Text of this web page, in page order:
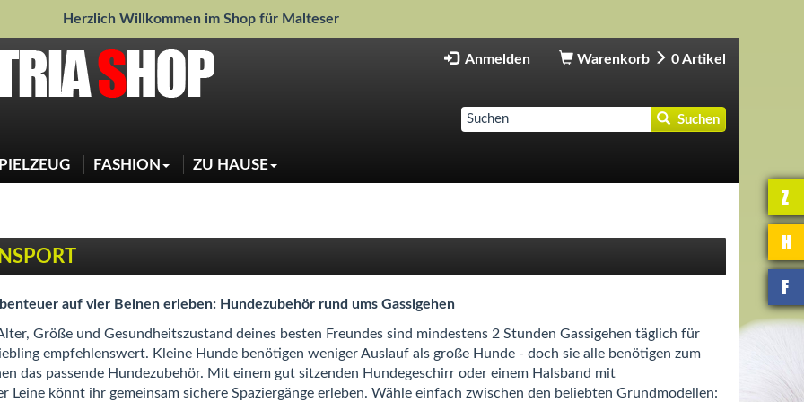
Herzlich Willkommen im Shop für Malteser
Z
H
F
Anmelden Warenkorb 0Artikel
Suchen
FASHION
Jacken
ZU HAUSE
Weihnachtsdeko
auf vier Beinen erleben: Hundezubehör rund ums Gassigehen
Größe und Gesundheitszustand deines besten Freundes sind mindestens 2 Stunden Gassigehen täglich für
empfehlenswert. Kleine Hunde benötigen weniger Auslauf als große Hunde - doch sie alle benötigen zum
das passende Hundezubehör. Mit einem gut sitzenden Hundegeschirr oder einem Halsband mit
Leine könnt ihr gemeinsam sichere Spaziergänge erleben. Wähle einfach zwischen den beliebten Grundmodellen: